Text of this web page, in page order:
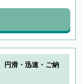
円滑・迅速・ご納